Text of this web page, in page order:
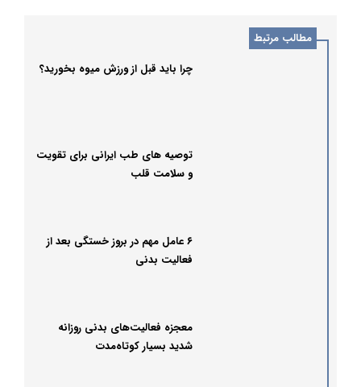
مطالب مرتبط
چرا باید قبل از ورزش میوه بخورید؟
توصیه های طب ایرانی برای تقویت
و سلامت قلب
۶ عامل مهم در بروز خستگی بعد از
فعالیت بدنی
معجزه فعالیت‌های بدنی روزانه
شدید بسیار کوتاه‌مدت‌